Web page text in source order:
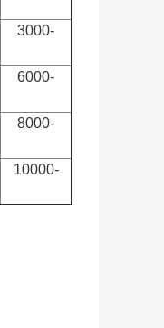
-3000
-6000
-8000
-10000